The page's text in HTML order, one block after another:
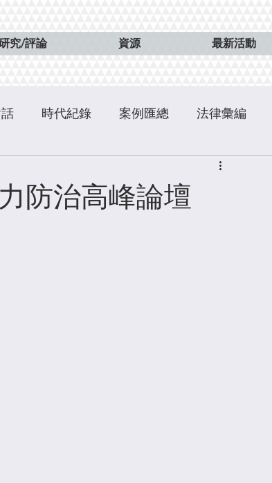
究/評論 資源 最新活動
時代紀錄 案例匯總 法律彙編
防治高峰論壇